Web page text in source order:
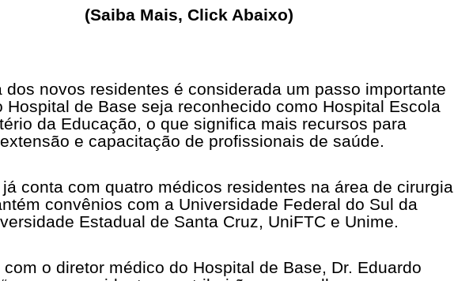
(Saiba Mais, Click Abaixo)
dos novos residentes é considerada um passo importante
Hospital de Base seja reconhecido como Hospital Escola
da Educação, o que significa mais recursos para
e capacitação de profissionais de saúde.
conta com quatro médicos residentes na área de cirurgia
convênios com a Universidade Federal do Sul da
Estadual de Santa Cruz, UniFTC e Unime.
com o diretor médico do Hospital de Base, Dr. Eduardo